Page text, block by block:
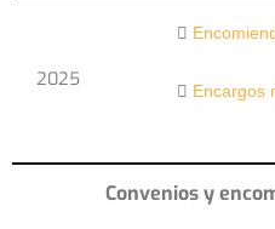
Convenios y
2025 Encargos